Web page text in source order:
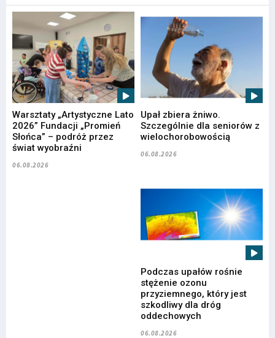
Warsztaty „Artystyczne Lato
2026” Fundacji „Promień
Słońca” – podróż przez
świat wyobraźni
06.08.2026
Upał zbiera żniwo.
Szczególnie dla seniorów z
wielochorobowością
06.08.2026
Podczas upałów rośnie
stężenie ozonu
przyziemnego, który jest
szkodliwy dla dróg
oddechowych
06.08.2026